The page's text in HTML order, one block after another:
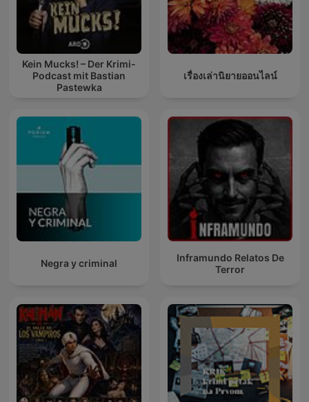
Kein Mucks! – Der Krimi-
Podcast mit Bastian
Pastewka
เรื่องเล่านิยายออนไลน์
Negra y criminal
Inframundo Relatos De
Terror